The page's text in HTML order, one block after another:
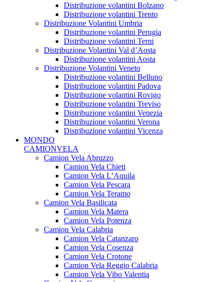
Distribuzione volantini Bolzano
Distribuzione volantini Trento
Distribuzione Volantini Umbria
Distribuzione volantini Perugia
Distribuzione volantini Terni
Distribuzione Volantini Val d’Aosta
Distribuzione volantini Aosta
Distribuzione Volantini Veneto
Distribuzione volantini Belluno
Distribuzione volantini Padova
Distribuzione volantini Rovigo
Distribuzione volantini Treviso
Distribuzione volantini Venezia
Distribuzione volantini Verona
Distribuzione volantini Vicenza
MONDO
CAMIONVELA
Camion Vela Abruzzo
Camion Vela Chieti
Camion Vela L’Aquila
Camion Vela Pescara
Camion Vela Teramo
Camion Vela Basilicata
Camion Vela Matera
Camion Vela Potenza
Camion Vela Calabria
Camion Vela Catanzaro
Camion Vela Cosenza
Camion Vela Crotone
Camion Vela Reggio Calabria
Camion Vela Vibo Valentia